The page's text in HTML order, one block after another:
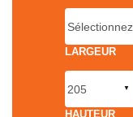
LARGEUR
HAUTEUR